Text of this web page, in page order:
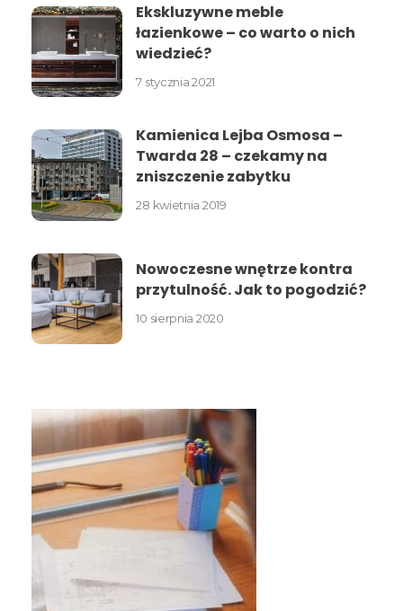
Ekskluzywne meble
łazienkowe – co warto o nich
wiedzieć?
7 stycznia 2021
Kamienica Lejba Osmosa –
Twarda 28 – czekamy na
zniszczenie zabytku
28 kwietnia 2019
Nowoczesne wnętrze kontra
przytulność. Jak to pogodzić?
10 sierpnia 2020